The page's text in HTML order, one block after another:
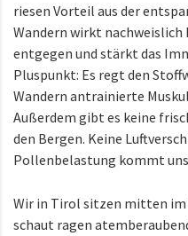
riesen Vorteil aus der
Wandern wirkt
entgegen und stärkt das
Pluspunkt: Es regt den
Wandern antrainierte
Außerdem gibt es keine
den Bergen. Keine
Pollenbelastung kommt
Wir in Tirol sitzen mitten im
schaut ragen